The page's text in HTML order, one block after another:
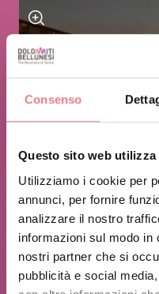
Consenso
Questo sito web utilizza
Utilizziamo i cookie per
annunci, per fornire
analizzare il nostro
informazioni sul modo
nostri partner che si
pubblicità e social
INFORMAZIONI